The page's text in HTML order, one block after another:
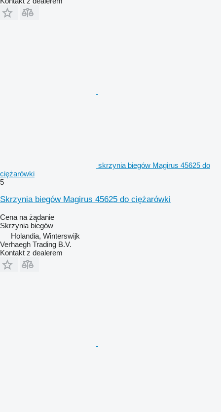
skrzynia biegów Magirus 45625 do
ciężarówki
5
Skrzynia biegów Magirus 45625 do ciężarówki
Cena na żądanie
Skrzynia biegów
Holandia, Winterswijk
Verhaegh Trading B.V.
Kontakt z dealerem